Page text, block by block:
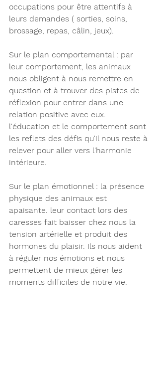
occupations pour être attentifs à
leurs demandes ( sorties, soins,
brossage, repas, câlin, jeux).
Sur le plan comportemental : par
leur comportement, les animaux
nous obligent à nous remettre en
question et à trouver des pistes de
réflexion pour entrer dans une
relation positive avec eux.
l'éducation et le comportement sont
les reflets des défis qu'il nous reste à
relever pour aller vers l'harmonie
intérieure.
Sur le plan émotionnel : la présence
physique des animaux est
apaisante. leur contact lors des
caresses fait baisser chez nous la
tension artérielle et produit des
hormones du plaisir. Ils nous aident
à réguler nos émotions et nous
permettent de mieux gérer les
moments difficiles de notre vie.